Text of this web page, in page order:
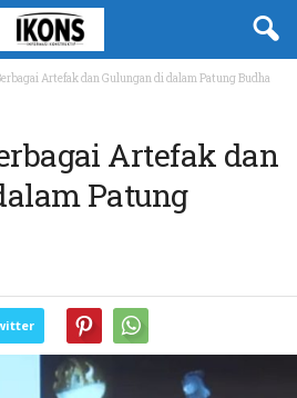
Artefak dan Gulungan di dalam Patung Budha
Artefak dan
Patung